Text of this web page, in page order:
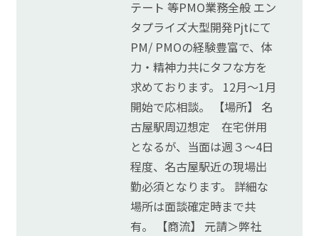
テート 等PMO業務全般 エン
タプライズ大型開発Pjtにて
PM/ PMOの経験豊富で、体
力・精神力共にタフな方を
求めております。 12月～1月
開始で応相談。 【場所】 名
古屋駅周辺想定 在宅併用
となるが、当面は週３～4日
程度、名古屋駅近の現場出
勤必須となります。 詳細な
場所は面談確定時まで共
有。 【商流】 元請＞弊社